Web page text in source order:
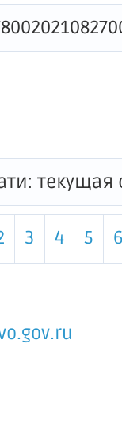
3 4 5